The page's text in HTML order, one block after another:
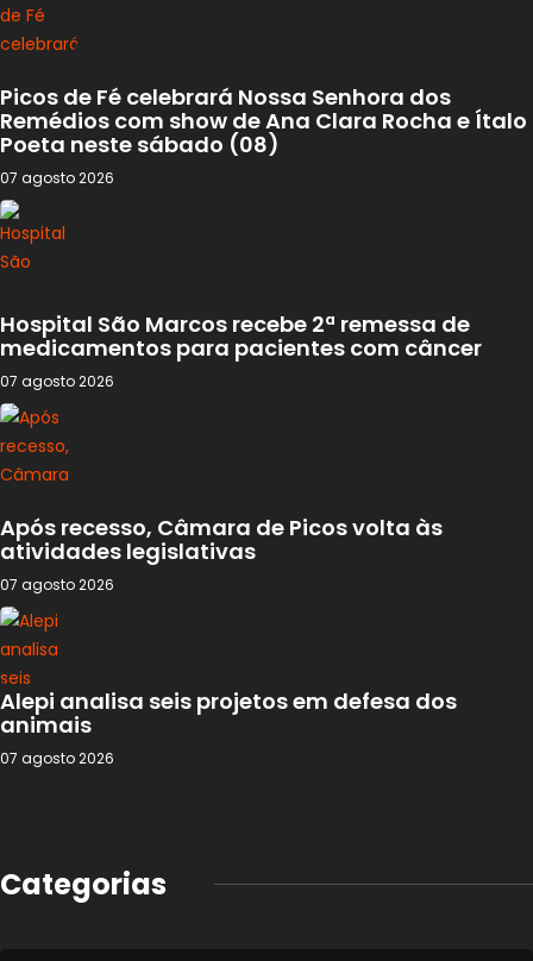
Picos de Fé celebrará Nossa Senhora dos
Remédios com show de Ana Clara Rocha e Ítalo
Poeta neste sábado (08)
07 agosto 2026
Hospital São Marcos recebe 2ª remessa de
medicamentos para pacientes com câncer
07 agosto 2026
Após recesso, Câmara de Picos volta às
atividades legislativas
07 agosto 2026
Alepi analisa seis projetos em defesa dos
animais
07 agosto 2026
Categorias